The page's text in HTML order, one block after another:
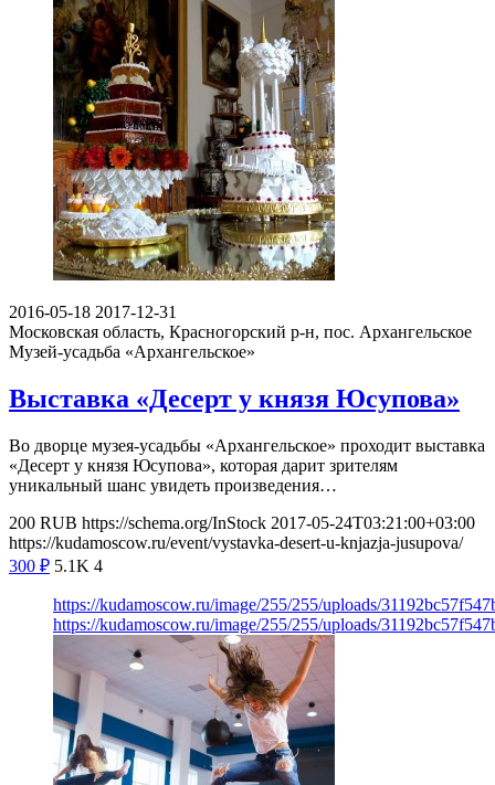
2016-05-18 2017-12-31
Московская область, Красногорский р-н, пос. Архангельское
Музей-усадьба «Архангельское»
Выставка «Десерт у князя Юсупова»
Во дворце музея-усадьбы «Архангельское» проходит выставка
«Десерт у князя Юсупова», которая дарит зрителям
уникальный шанс увидеть произведения…
200 RUB https://schema.org/InStock 2017-05-24T03:21:00+03:00
https://kudamoscow.ru/event/vystavka-desert-u-knjazja-jusupova/
300 ₽ 5.1K 4
https://kudamoscow.ru/image/255/255/uploads/
https://kudamoscow.ru/image/255/255/uploads/